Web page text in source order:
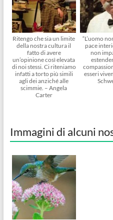
Ritengo che sia un limite
della nostra cultura il
fatto di avere
un’opinione così elevata
di noi stessi. Ci riteniamo
infatti a torto più simili
agli dei anziché alle
scimmie. – Angela
Carter
“L’uomo
pace
non
esseri
Immagini di alcuni